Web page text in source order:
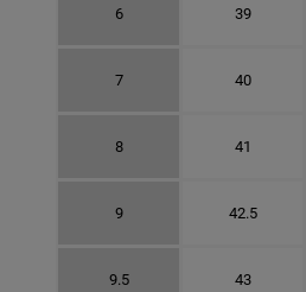
6 39
7 40
8 41
9 42.5
9.5 43